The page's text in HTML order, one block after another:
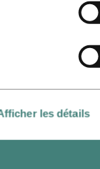
tiers dans la
les détails